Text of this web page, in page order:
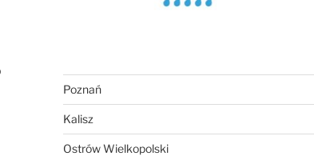
Poznań
Kalisz
Ostrów Wielkopolski